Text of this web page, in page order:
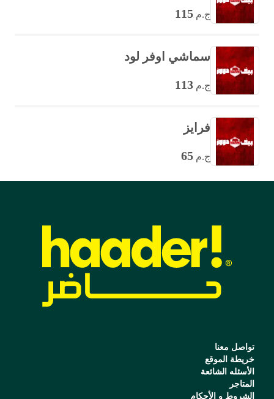
ج.م 115
سماشي اوفر لود
ج.م 113
فرايز
ج.م 65
تواصل معنا
خريطة الموقع
الأسئله الشائعة
المتاجر
الشروط و الأحكام